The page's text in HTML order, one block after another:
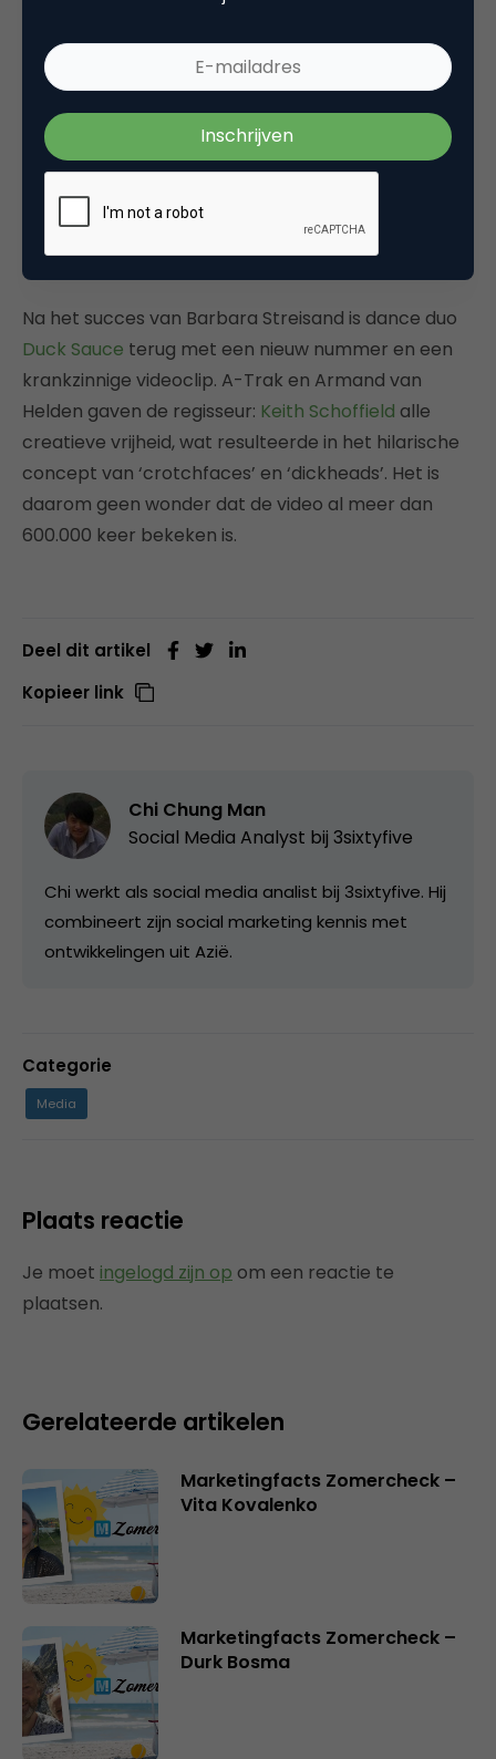
Na het succes van Barbara Streisand is dance duo
Duck Sauce terug met een nieuw nummer en een
krankzinnige videoclip. A-Trak en Armand van
Helden gaven de regisseur: Keith Schoffield alle
creatieve vrijheid, wat resulteerde in het hilarische
concept van ‘crotchfaces’ en ‘dickheads’. Het is
daarom geen wonder dat de video al meer dan
600.000 keer bekeken is.
Deel dit artikel
Kopieer link
Chi Chung Man
Social Media Analyst bij 3sixtyfive
Chi werkt als social media analist bij 3sixtyfive. Hij
combineert zijn social marketing kennis met
ontwikkelingen uit Azië.
Categorie
Media
Plaats reactie
Je moet ingelogd zijn op om een reactie te
plaatsen.
Gerelateerde artikelen
Marketingfacts Zomercheck –
Vita Kovalenko
Marketingfacts Zomercheck –
Durk Bosma